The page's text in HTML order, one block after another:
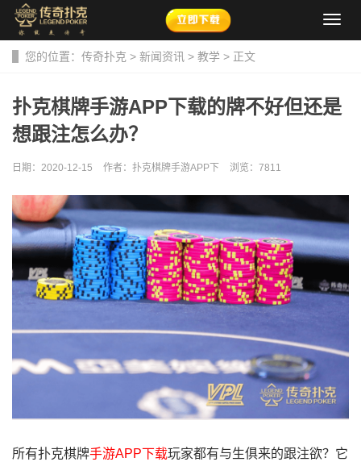
导
您的位置： 传奇扑克 > 新闻资讯 > 教学 > 正文
扑克棋牌手游APP下载的牌不好但还是
想跟注怎么办？
日期：2020-12-15 作者：扑克棋牌手游APP下 浏览： 7811
所有扑克棋牌手游APP下载玩家都有与生俱来的跟注欲？它